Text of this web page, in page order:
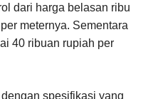
dari harga belasan ribu
meternya. Sementara
40 ribuan rupiah per
spesifikasi yang